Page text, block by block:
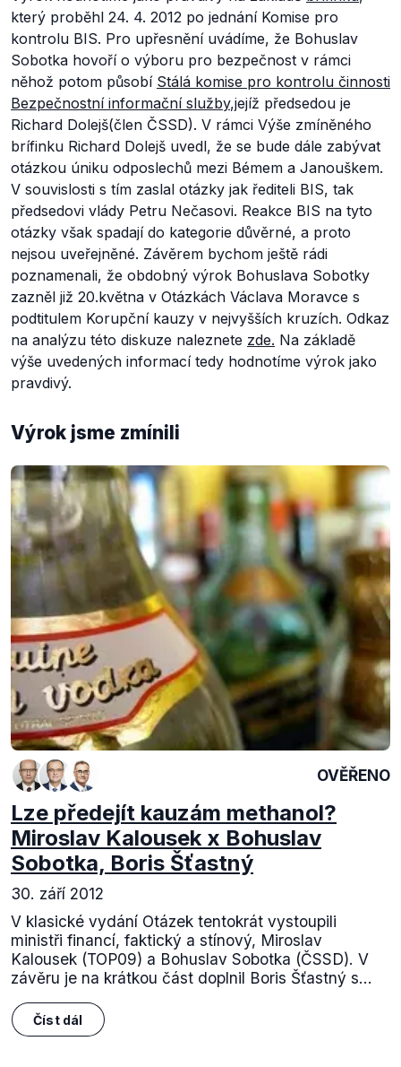
který proběhl 24. 4. 2012 po jednání Komise pro
kontrolu BIS. Pro upřesnění uvádíme, že Bohuslav
Sobotka hovoří o výboru pro bezpečnost v rámci
něhož potom působí Stálá komise pro kontrolu činnosti
Bezpečnostní informační služby,jejíž předsedou je
Richard Dolejš(člen ČSSD). V rámci Výše zmíněného
brífinku Richard Dolejš uvedl, že se bude dále zabývat
otázkou úniku odposlechů mezi Bémem a Janouškem.
V souvislosti s tím zaslal otázky jak řediteli BIS, tak
předsedovi vlády Petru Nečasovi. Reakce BIS na tyto
otázky však spadají do kategorie důvěrné, a proto
nejsou uveřejněné. Závěrem bychom ještě rádi
poznamenali, že obdobný výrok Bohuslava Sobotky
zazněl již 20.května v Otázkách Václava Moravce s
podtitulem Korupční kauzy v nejvyšších kruzích. Odkaz
na analýzu této diskuze naleznete zde. Na základě
výše uvedených informací tedy hodnotíme výrok jako
pravdivý.
Výrok jsme zmínili
OVĚŘENO
Lze předejít kauzám methanol?
Miroslav Kalousek x Bohuslav
Sobotka, Boris Šťastný
30. září 2012
V klasické vydání Otázek tentokrát vystoupili
ministři financí, faktický a stínový, Miroslav
Kalousek (TOP09) a Bohuslav Sobotka (ČSSD). V
závěru je na krátkou část doplnil Boris Šťastný s...
Číst dál